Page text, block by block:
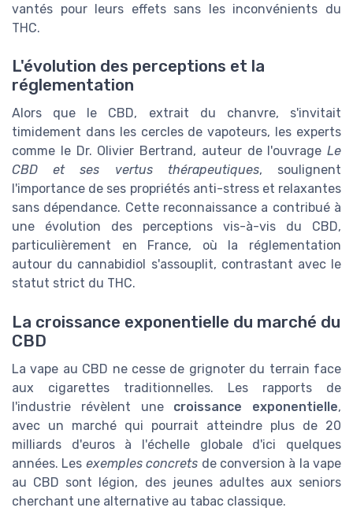
vantés pour leurs effets sans les inconvénients du
THC.
L'évolution des perceptions et la
réglementation
Alors que le CBD, extrait du chanvre, s'invitait
timidement dans les cercles de vapoteurs, les experts
comme le Dr. Olivier Bertrand, auteur de l'ouvrage Le
CBD et ses vertus thérapeutiques, soulignent
l'importance de ses propriétés anti-stress et relaxantes
sans dépendance. Cette reconnaissance a contribué à
une évolution des perceptions vis-à-vis du CBD,
particulièrement en France, où la réglementation
autour du cannabidiol s'assouplit, contrastant avec le
statut strict du THC.
La croissance exponentielle du marché du
CBD
La vape au CBD ne cesse de grignoter du terrain face
aux cigarettes traditionnelles. Les rapports de
l'industrie révèlent une croissance exponentielle,
avec un marché qui pourrait atteindre plus de 20
milliards d'euros à l'échelle globale d'ici quelques
années. Les exemples concrets de conversion à la vape
au CBD sont légion, des jeunes adultes aux seniors
cherchant une alternative au tabac classique.